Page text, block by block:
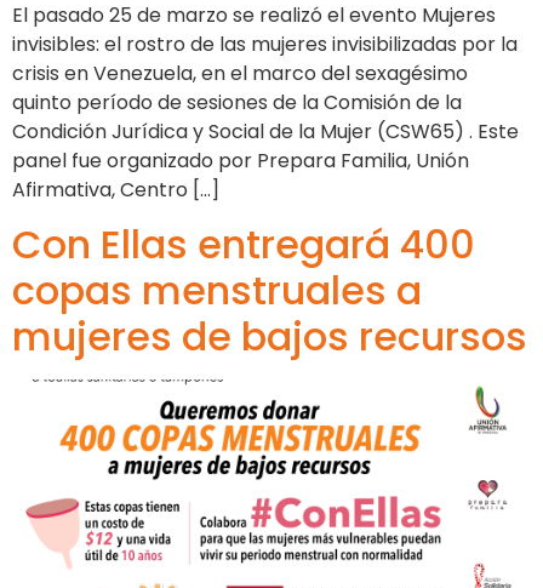
El pasado 25 de marzo se realizó el evento Mujeres
invisibles: el rostro de las mujeres invisibilizadas por la
crisis en Venezuela, en el marco del sexagésimo
quinto período de sesiones de la Comisión de la
Condición Jurídica y Social de la Mujer (CSW65) . Este
panel fue organizado por Prepara Familia, Unión
Afirmativa, Centro […]
Con Ellas entregará 400
copas menstruales a
mujeres de bajos recursos